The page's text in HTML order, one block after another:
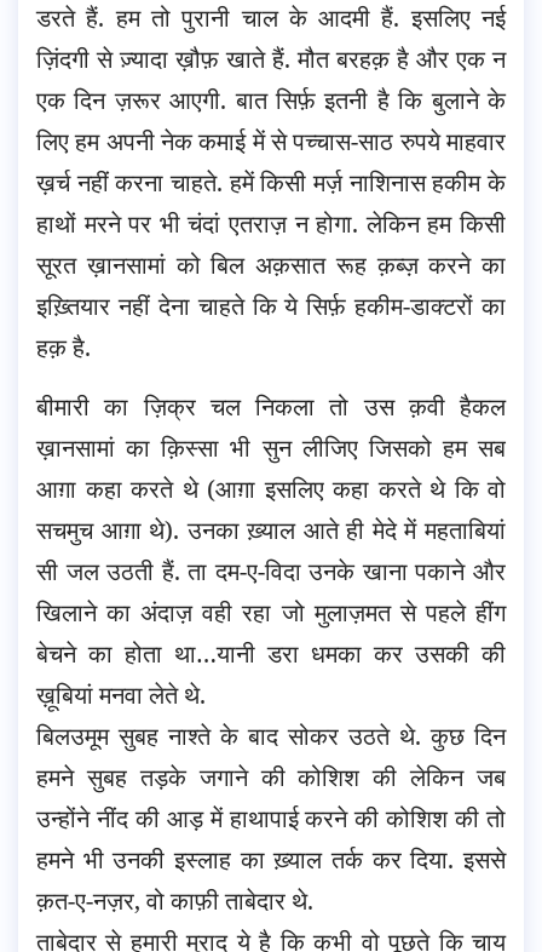
डरते हैं. हम तो पुरानी चाल के आदमी हैं. इसलिए नई
ज़िंदगी से ज़्यादा ख़ौफ़ खाते हैं. मौत बरहक़ है और एक न
एक दिन ज़रूर आएगी. बात सिर्फ़ इतनी है कि बुलाने के
लिए हम अपनी नेक कमाई में से पच्चास-साठ रुपये माहवार
ख़र्च नहीं करना चाहते. हमें किसी मर्ज़ नाशिनास हकीम के
हाथों मरने पर भी चंदां एतराज़ न होगा. लेकिन हम किसी
सूरत ख़ानसामां को बिल अक़सात रूह क़ब्ज़ करने का
इख़्तियार नहीं देना चाहते कि ये सिर्फ़ हकीम-डाक्टरों का
हक़ है.
बीमारी का ज़िक्र चल निकला तो उस क़वी हैकल
ख़ानसामां का क़िस्सा भी सुन लीजिए जिसको हम सब
आग़ा कहा करते थे (आग़ा इसलिए कहा करते थे कि वो
सचमुच आग़ा थे). उनका ख़्याल आते ही मेदे में महताबियां
सी जल उठती हैं. ता दम-ए-विदा उनके खाना पकाने और
खिलाने का अंदाज़ वही रहा जो मुलाज़मत से पहले हींग
बेचने का होता था…यानी डरा धमका कर उसकी की
ख़ूबियां मनवा लेते थे.
बिलउमूम सुबह नाश्ते के बाद सोकर उठते थे. कुछ दिन
हमने सुबह तड़के जगाने की कोशिश की लेकिन जब
उन्होंने नींद की आड़ में हाथापाई करने की कोशिश की तो
हमने भी उनकी इस्लाह का ख़्याल तर्क कर दिया. इससे
क़त-ए-नज़र, वो काफ़ी ताबेदार थे.
ताबेदार से हमारी मुराद ये है कि कभी वो पूछते कि चाय